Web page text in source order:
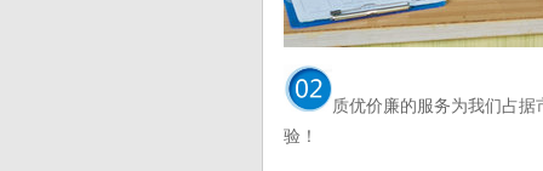
质优价廉的服务为我们占
验！